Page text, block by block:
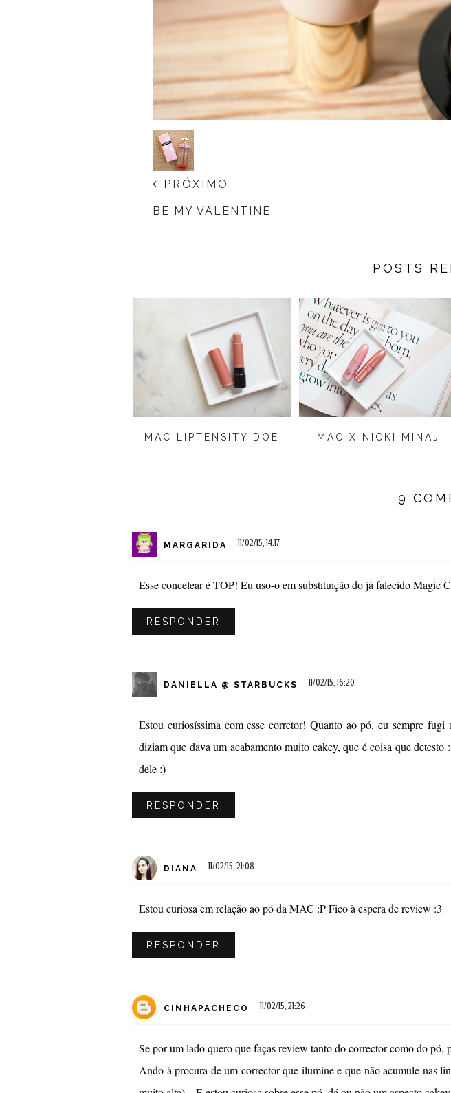
PRÓXIMO
BE MY VALENTINE
POSTS
MAC LIPTENSITY DOE MAC X NICKI MINAJ
9
MARGARIDA 11/02/15, 14:17
Esse concelear é TOP! Eu uso-o em substituição do já falecido Magic
RESPONDER
DANIELLA @ STARBUCKS 11/02/15, 16:20
Estou curiosíssima com esse corretor! Quanto ao pó, eu sempre
diziam que dava um acabamento muito cakey, que é coisa que
dele :)
RESPONDER
DIANA 11/02/15, 21:08
Estou curiosa em relação ao pó da MAC :P Fico à espera de review :3
RESPONDER
CINHAPACHECO 11/02/15, 21:26
Se por um lado quero que faças review tanto do corrector como do
Ando à procura de um corrector que ilumine e que não acumule nas